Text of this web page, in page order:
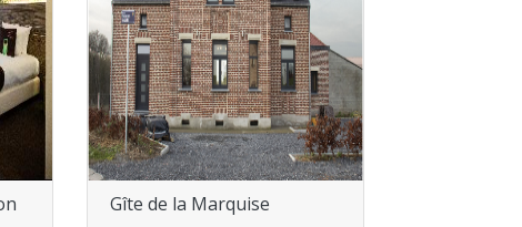
Gîte de la Marquise